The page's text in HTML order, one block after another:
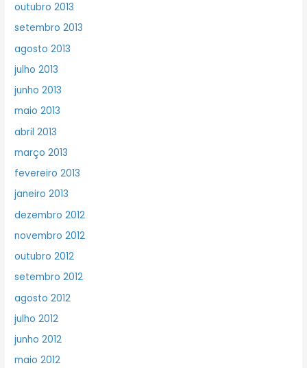
outubro 2013
setembro 2013
agosto 2013
julho 2013
junho 2013
maio 2013
abril 2013
março 2013
fevereiro 2013
janeiro 2013
dezembro 2012
novembro 2012
outubro 2012
setembro 2012
agosto 2012
julho 2012
junho 2012
maio 2012